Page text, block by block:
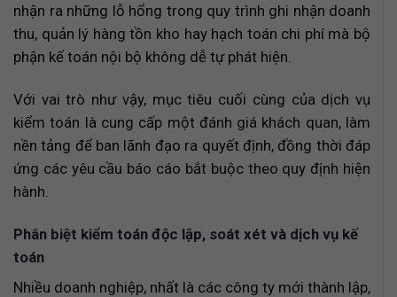
nhận ra những lỗ hổng trong quy trình ghi nhận doanh
thu, quản lý hàng tồn kho hay hạch toán chi phí mà bộ
phận kế toán nội bộ không dễ tự phát hiện.
Với vai trò như vậy, mục tiêu cuối cùng của dịch vụ
kiểm toán là cung cấp một đánh giá khách quan, làm
nền tảng để ban lãnh đạo ra quyết định, đồng thời đáp
ứng các yêu cầu báo cáo bắt buộc theo quy định hiện
hành.
Phân biệt kiểm toán độc lập, soát xét và dịch vụ kế
toán
Nhiều doanh nghiệp, nhất là các công ty mới thành lập,